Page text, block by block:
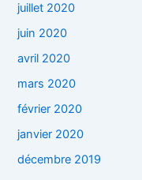
juillet 2020
juin 2020
avril 2020
mars 2020
février 2020
janvier 2020
décembre 2019